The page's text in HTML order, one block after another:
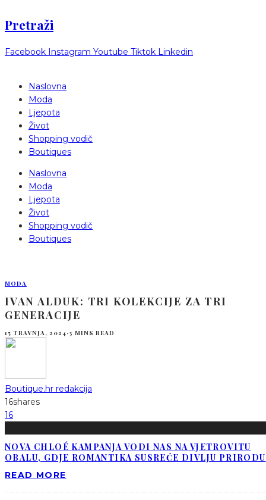
Pretraži
Facebook Instagram Youtube Tiktok Linkedin
Naslovna
Moda
Ljepota
Život
Shopping vodič
Boutiques
Naslovna
Moda
Ljepota
Život
Shopping vodič
Boutiques
MODA
IVAN ALDUK: TRI KOLEKCIJE ZA TRI
GENERACIJE
15 TRAVNJA, 2024·3 MINS READ
Boutique.hr redakcija
16shares
16
NOVA CHLOÉ KAMPANJA VODI NAS NA VJETROVITU
OBALU, GDJE ROMANTIKA SUSREĆE DIVLJU PRIRODU
READ MORE